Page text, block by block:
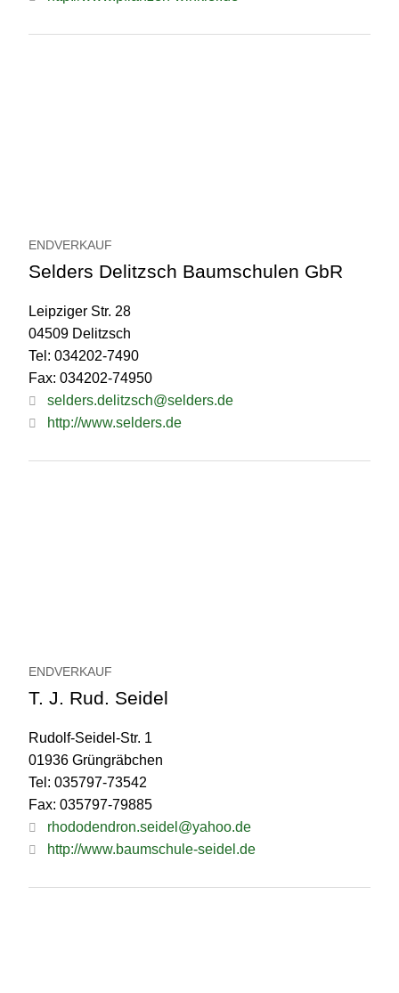
ENDVERKAUF
Selders Delitzsch Baumschulen GbR
Leipziger Str. 28
04509 Delitzsch
Tel: 034202-7490
Fax: 034202-74950
selders.delitzsch@selders.de
http://www.selders.de
ENDVERKAUF
T. J. Rud. Seidel
Rudolf-Seidel-Str. 1
01936 Grüngräbchen
Tel: 035797-73542
Fax: 035797-79885
rhododendron.seidel@yahoo.de
http://www.baumschule-seidel.de